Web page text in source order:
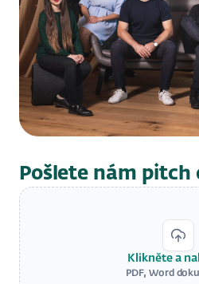
Pošlete nám pitch
Klikněte a
PDF, Word